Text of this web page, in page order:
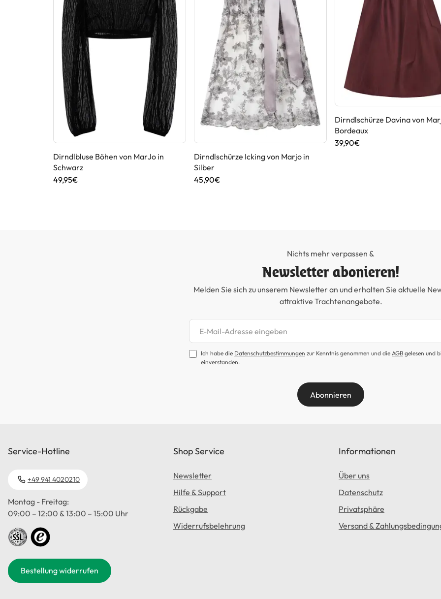
Dirndlbluse Böhen von MarJo in
Schwarz
49,95€
Dirndlschürze Icking von Marjo in
Silber
45,90€
Dirndlschürze Davina von
Bordeaux
39,90€
Nichts mehr verpassen &
Newsletter abonieren!
Melden Sie sich zu unserem Newsletter an und erhalten Sie aktuelle
attraktive Trachtenangebote.
Newsletter abonnieren
Ich habe die Datenschutzbestimmungen zur Kenntnis genommen und die AGB gelesen und
einverstanden.
Abonnieren
Service-Hotline
+49 941 4020210
Montag - Freitag:
09:00 – 12:00 & 13:00 – 15:00 Uhr
Bestellung widerrufen
Shop Service
Newsletter
Hilfe & Support
Rückgabe
Widerrufsbelehrung
Informationen
Über uns
Datenschutz
Privatsphäre
Versand &